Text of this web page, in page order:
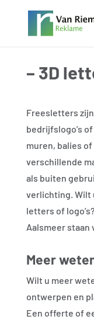
– 3D
Freesletters
bedrijfslogo’s
muren, balies
verschillende
als buiten
verlichting. Wilt
letters of
Aalsmeer staan
Meer
Wilt u meer
ontwerpen en
Een offerte of